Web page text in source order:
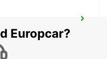
Europcar?